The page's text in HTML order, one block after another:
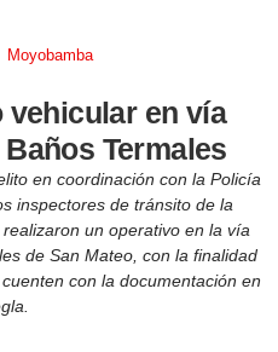
Moyobamba
vehicular en vía
Termales
en coordinación con la Policía
inspectores de tránsito de la
un operativo en la vía
de San Mateo, con la finalidad
con la documentación en